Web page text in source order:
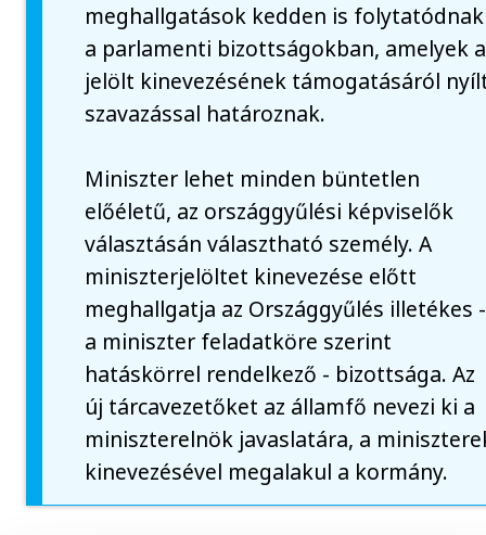
meghallgatások kedden is folytatódnak
a parlamenti bizottságokban, amelyek a
jelölt kinevezésének támogatásáról
szavazással határoznak.
Miniszter lehet minden büntetlen
előéletű, az országgyűlési képviselők
választásán választható személy. A
miniszterjelöltet kinevezése előtt
meghallgatja az Országgyűlés illetékes -
a miniszter feladatköre szerint
hatáskörrel rendelkező - bizottsága. Az
új tárcavezetőket az államfő nevezi ki a
miniszterelnök javaslatára, a
kinevezésével megalakul a kormány.